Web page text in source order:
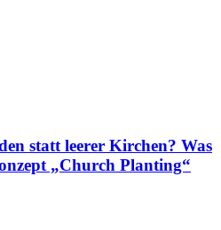
statt leerer Kirchen? Was
„Church Planting“